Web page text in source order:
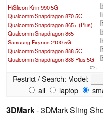
HiSilicon Kirin 990 5G
Qualcomm Snapdragon 870 5G
Qualcomm Snapdragon 865+ (Plus)
Qualcomm Snapdragon 865
Samsung Exynos 2100 5G
Qualcomm Snapdragon 888 5G
Qualcomm Snapdragon 888 Plus 5G
0%
Restrict / Search: Model:
all
laptop
3DMark- 3DMark Sling